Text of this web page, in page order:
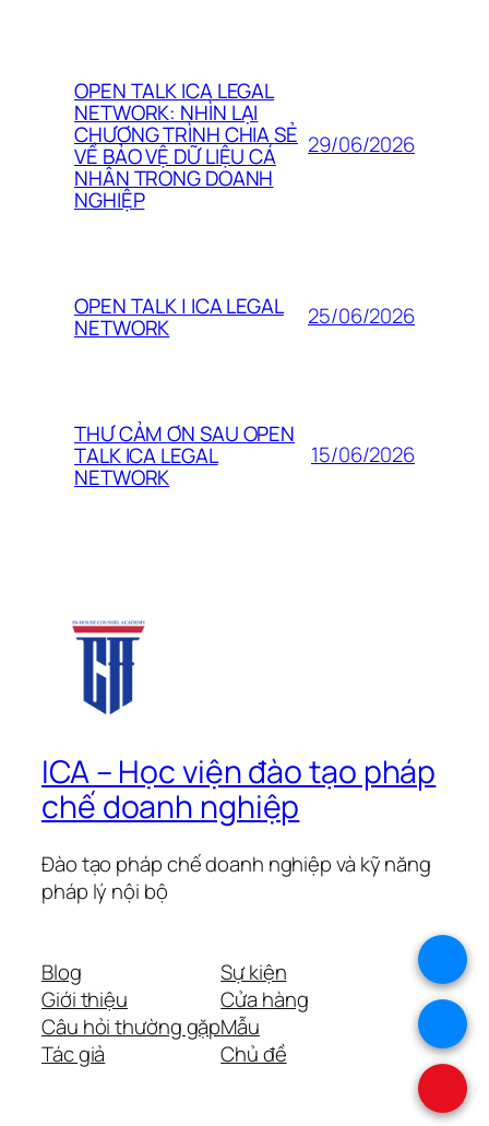
OPEN TALK ICA LEGAL
NETWORK: NHÌN LẠI
CHƯƠNG TRÌNH CHIA SẺ
VỀ BẢO VỆ DỮ LIỆU CÁ
NHÂN TRONG DOANH
NGHIỆP
29/06/2026
OPEN TALK | ICA LEGAL
NETWORK 25/06/2026
THƯ CẢM ƠN SAU OPEN
TALK ICA LEGAL
NETWORK
15/06/2026
ICA – Học viện đào tạo pháp
chế doanh nghiệp
Đào tạo pháp chế doanh nghiệp và kỹ năng
pháp lý nội bộ
Blog
Giới thiệu
Câu hỏi thường gặp
Tác giả
Sự kiện
Cửa hàng
Mẫu
Chủ đề